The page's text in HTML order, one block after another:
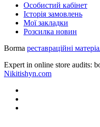
Особистий кабінет
Історія замовлень
Мої закладки
Розсилка новин
Borma реставраційні
Expert in online store audits:
Nikitishyn.com